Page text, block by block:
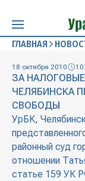
ГЛАВНАЯ
18 октября 2010
ЗА
ЧЕЛЯБИНСКА
СВОБОДЫ
УрБК,
районный суд
отношении
статье 159 УК